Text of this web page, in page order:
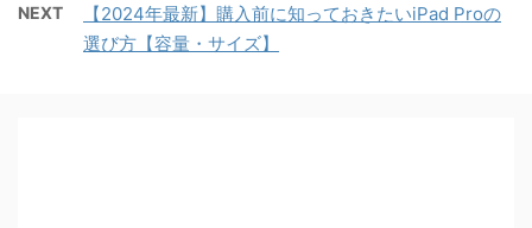
NEXT
【2024年最新】購入前に知っておきたいiPad Proの
選び方【容量・サイズ】